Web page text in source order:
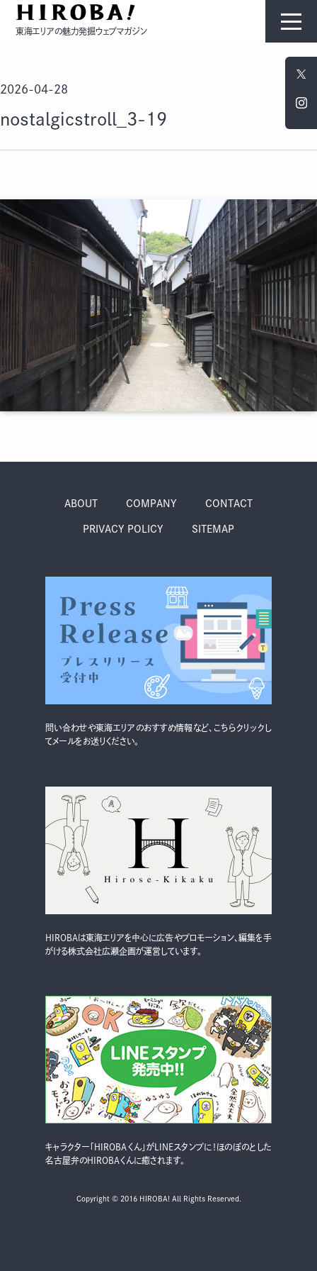
東海エリアの魅力発掘ウェブマガジン
コンテンツ
モノ ひと
季節・まち まち・スポット
グルメ・まち イベント
お問い合わせ
検索する
CLOSE
2026-04-28
nostalgicstroll_3-19
ABOUT COMPANY CONTACT
PRIVACY POLICY SITEMAP
問い合わせや東海エリアのおすすめ情報など、こちらクリックし
てメールをお送りください。
HIROBAは東海エリアを中心に広告やプロモーション、編集を手
がける株式会社広瀬企画が運営しています。
キャラクター「HIROBAくん」がLINEスタンプに！ほのぼのとした
名古屋弁のHIROBAくんに癒されます。
Copyright © 2016 HIROBA! All Rights Reserved.